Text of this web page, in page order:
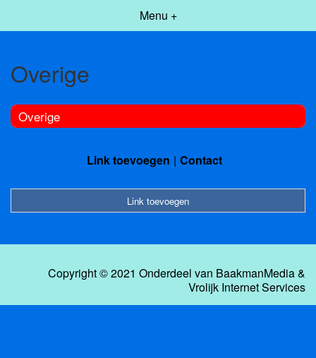
Menu +
Overige
Overige
Link toevoegen Contact
Link toevoegen
Copyright © 2021 Onderdeel van BaakmanMedia&
Vrolijk Internet Services